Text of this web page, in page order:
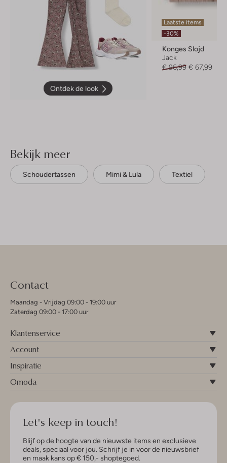
Ontdek de look
Laatste items
-30%
Konges Slojd
Jack
€ 96,99 € 67,99
Bekijk meer
Schoudertassen Mimi & Lula Textiel
Contact
Maandag - Vrijdag 09:00 - 19:00 uur
Zaterdag 09:00 - 17:00 uur
Klantenservice
Account
Inspiratie
Omoda
Let's keep in touch!
Blijf op de hoogte van de nieuwste items en exclusieve
deals, speciaal voor jou. Schrijf je in voor de nieuwsbrief
en maak kans op € 150,- shoptegoed.